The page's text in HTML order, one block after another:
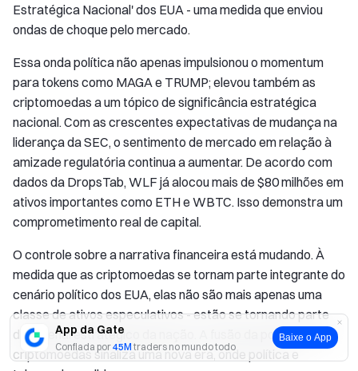
App da Gate
Confiada por45M traders no mundo todo
Baixe o App
Estratégica Nacional' dos EUA - uma medida que enviou
ondas de choque pelo mercado.
Essa onda política não apenas impulsionou o momentum
para tokens como MAGA e TRUMP; elevou também as
criptomoedas a um tópico de significância estratégica
nacional. Com as crescentes expectativas de mudança na
liderança da SEC, o sentimento de mercado em relação à
amizade regulatória continua a aumentar. De acordo com
dados da DropsTab, WLF já alocou mais de $80 milhões em
ativos importantes como ETH e WBTC. Isso demonstra um
comprometimento real de capital.
O controle sobre a narrativa financeira está mudando. À
medida que as criptomoedas se tornam parte integrante do
cenário político dos EUA, elas não são mais apenas uma
classe de ativos especulativos - estão se tornando parte
do arsenal estratégico da nação. A fusão da política e das
criptomoedas sinaliza uma nova era, onde política e